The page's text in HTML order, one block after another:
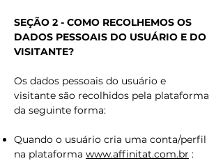
SEÇÃO 2 - COMO RECOLHEMOS OS
DADOS PESSOAIS DO USUÁRIO E DO
VISITANTE?
Os dados pessoais do usuário e
visitante são recolhidos pela plataforma
da seguinte forma:
Quando o usuário cria uma conta/perfil
na plataforma www.affinitat.com.br :